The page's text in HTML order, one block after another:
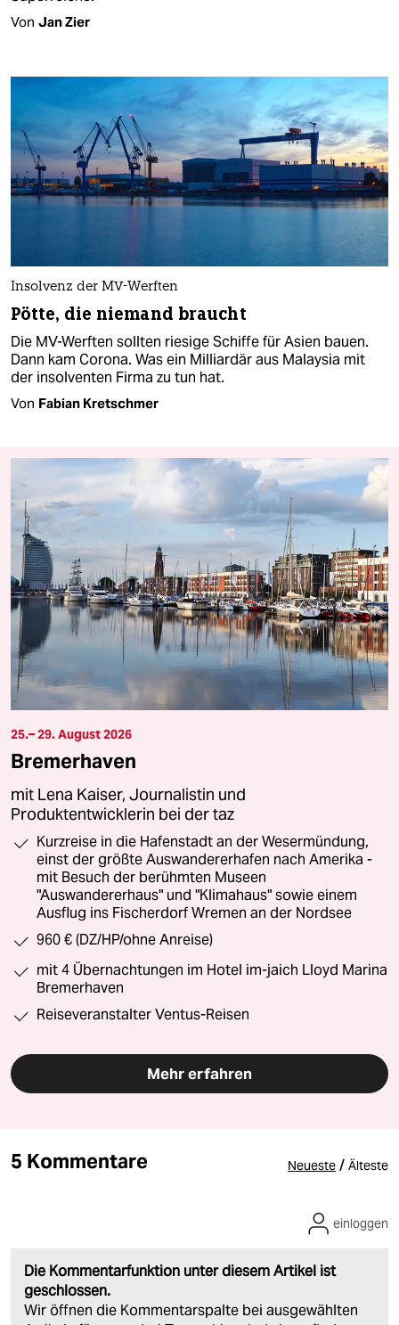
Von Jan Zier
Insolvenz der MV-Werften
Pötte, die niemand braucht
Die MV-Werften sollten riesige Schiffe für Asien bauen.
Dann kam Corona. Was ein Milliardär aus Malaysia mit
der insolventen Firma zu tun hat.
Von Fabian Kretschmer
25.– 29. August 2026
Bremerhaven
mit Lena Kaiser, Journalistin und
Produktentwicklerin bei der taz
Kurzreise in die Hafenstadt an der Wesermündung,
einst der größte Auswandererhafen nach Amerika -
mit Besuch der berühmten Museen
"Auswandererhaus" und "Klimahaus" sowie einem
Ausflug ins Fischerdorf Wremen an der Nordsee
960 € (DZ/HP/ohne Anreise)
mit 4 Übernachtungen im Hotel im-jaich Lloyd Marina
Bremerhaven
Reiseveranstalter Ventus-Reisen
Mehr erfahren
5 Kommentare Neueste / Älteste
Die Kommentarfunktion unter diesem Artikel ist
geschlossen.
Wir öffnen die Kommentarspalte bei ausgewählten
einloggen